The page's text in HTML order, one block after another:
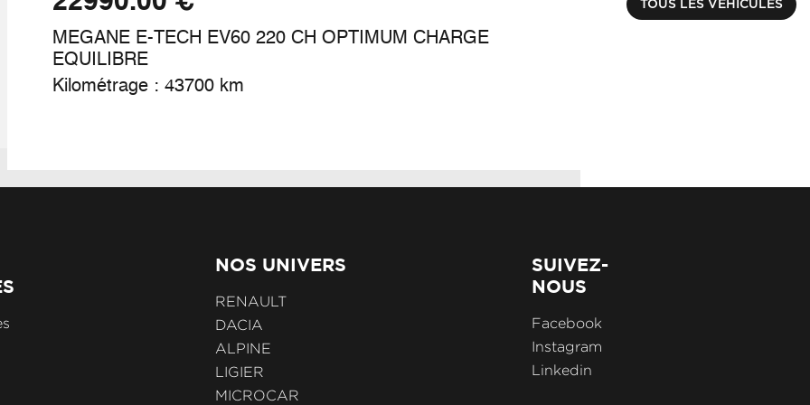
MEGANE E-TECH EV60 220 CH OPTIMUM CHARGE
EQUILIBRE
Kilométrage : 43700 km
TOUS LES VÉHICULES
NOS UNIVERS
RENAULT
DACIA
ALPINE
LIGIER
MICROCAR
SUIVEZ-
NOUS
Facebook
Instagram
Linkedin